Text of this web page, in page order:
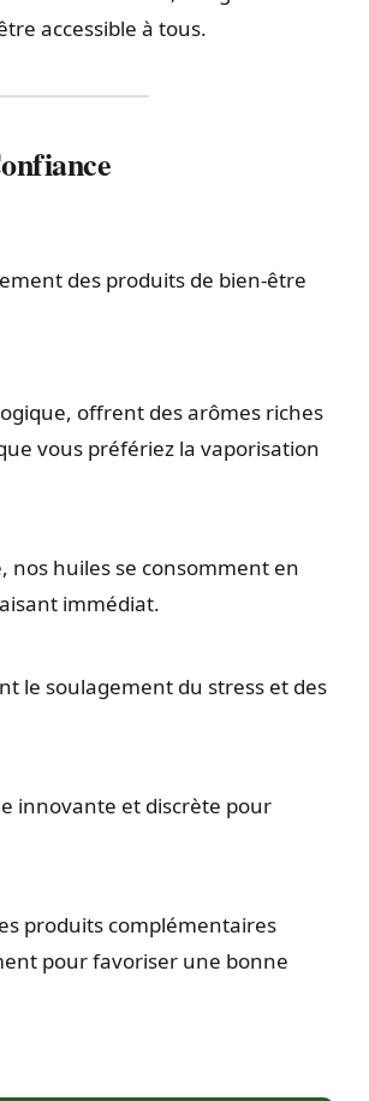
accessible à tous.
des produits de bien-être
offrent des arômes riches
vous préfériez la vaporisation
nos huiles se consomment en
immédiat.
le soulagement du stress et des
innovante et discrète pour
produits complémentaires
pour favoriser une bonne